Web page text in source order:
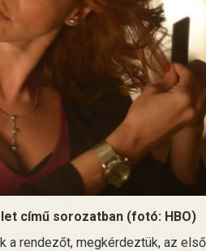
című sorozatban (fotó: HBO)
a rendezőt, megkérdeztük, az